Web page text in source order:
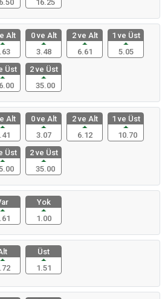
16.25
Alt
0 ve Alt
3.48
2 ve Alt
6.61
1 ve Üst
5.05
Üst
2 ve Üst
35.00
Alt
0 ve Alt
3.07
2 ve Alt
6.12
1 ve Üst
10.70
Üst
2 ve Üst
35.00
Yok
1.00
Üst
1.51